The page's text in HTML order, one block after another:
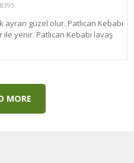
ayran güzel olur. Patlıcan Kebabı
yenir. Patlıcan Kebabı lavaş
MORE